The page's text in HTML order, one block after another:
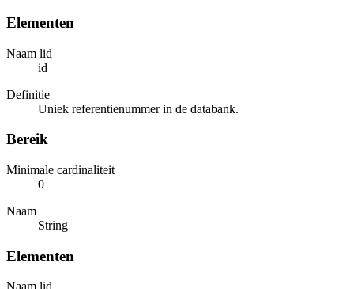
Elementen
Naam lid
id
Definitie
Uniek referentienummer in de databank.
Bereik
Minimale cardinaliteit
0
Naam
String
Elementen